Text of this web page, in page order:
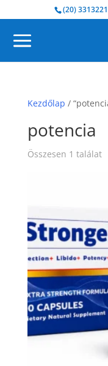
(20) 3313221
Kezdőlap /
potencia
Összesen 1 találat